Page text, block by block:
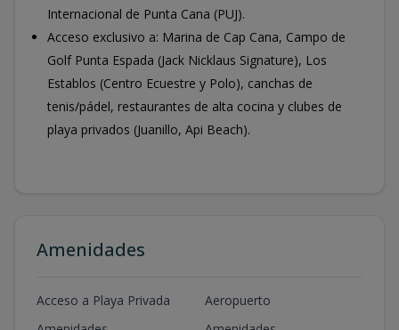
Internacional de Punta Cana (PUJ).
Acceso exclusivo a: Marina de Cap Cana, Campo de
Golf Punta Espada (Jack Nicklaus Signature), Los
Establos (Centro Ecuestre y Polo), canchas de
tenis/pádel, restaurantes de alta cocina y clubes de
playa privados (Juanillo, Api Beach).
Amenidades
Acceso a Playa Privada
Aeropuerto